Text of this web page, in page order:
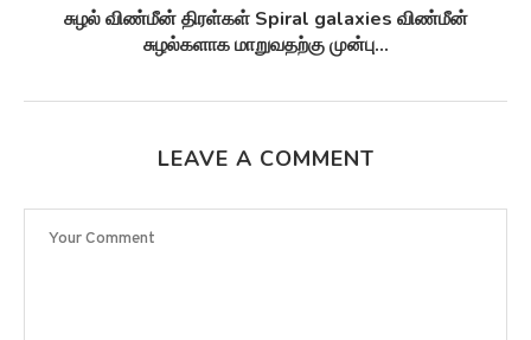
சுழல் விண்மீன் திரள்கள் Spiral galaxies விண்மீன்
சுழல்களாக மாறுவதற்கு முன்பு...
LEAVE A COMMENT